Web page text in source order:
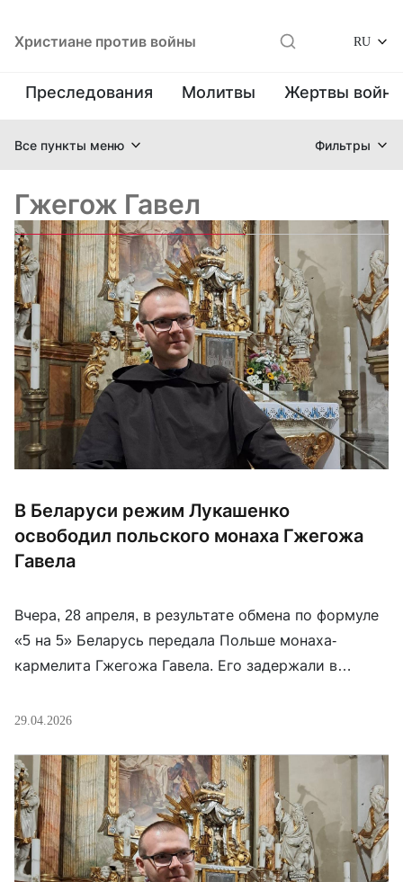
Христиане против войны RU
Преследования Молитвы Жертвы
Все пункты меню Фильтры
Гжегож Гавел
В Беларуси режим Лукашенко
освободил польского монаха Гжегожа
Гавела
Вчера, 28 апреля, в результате обмена по формуле
«5 на 5» Беларусь передала Польше монаха-
кармелита Гжегожа Гавела. Его задержали в
шпионаже — на фоне российско-белорусских
краковской общине кармелитов и в марте 2025
года принял вечные обеты. Незадолго до
задержания он защитил магистерскую […]
29.04.2026